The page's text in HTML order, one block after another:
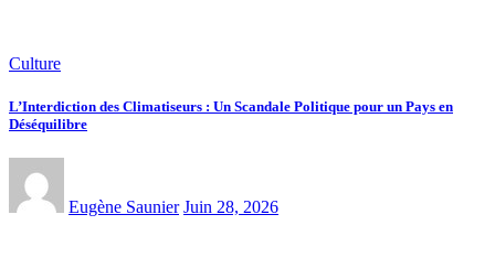
Culture
L’Interdiction des Climatiseurs : Un Scandale Politique pour un Pays en
Déséquilibre
Eugène Saunier Juin 28, 2026